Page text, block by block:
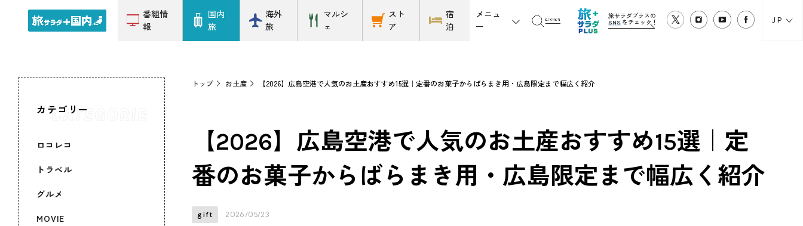
番組情
報
国内
旅
海外
旅
マルシ
ェ
スト
ア
宿
泊
メニュ
ー
旅サラダプラスの
SNS をチェック！ JP
カテゴリー
ロコレコ
トラベル
グルメ
MOVIE
トップ お土産 【2026】広島空港で人気のお土産おすすめ15選｜定番のお菓子からばらまき用・広島限定まで幅広く紹介
【2026】広島空港で人気のお土産おすすめ15選｜定
番のお菓子からばらまき用・広島限定まで幅広く紹介
gift 2026/05/23